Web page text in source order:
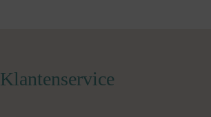
Klantenservice